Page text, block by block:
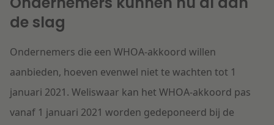
de slag
Ondernemers die een WHOA-akkoord willen
aanbieden, hoeven evenwel niet te wachten tot 1
januari 2021. Weliswaar kan het WHOA-akkoord pas
vanaf 1 januari 2021 worden gedeponeerd bij de